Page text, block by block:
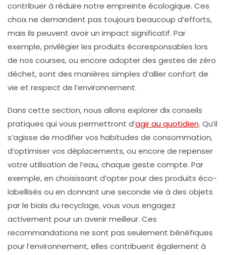
contribuer à réduire notre empreinte écologique. Ces
choix ne demandent pas toujours beaucoup d’efforts,
mais ils peuvent avoir un impact significatif. Par
exemple, privilégier les produits écoresponsables lors
de nos courses, ou encore adopter des gestes de zéro
déchet, sont des manières simples d’allier confort de
vie et respect de l’environnement.
Dans cette section, nous allons explorer dix conseils
pratiques qui vous permettront d’agir au quotidien. Qu’il
s’agisse de modifier vos habitudes de consommation,
d’optimiser vos déplacements, ou encore de repenser
votre utilisation de l’eau, chaque geste compte. Par
exemple, en choisissant d’opter pour des produits éco-
labellisés ou en donnant une seconde vie à des objets
par le biais du recyclage, vous vous engagez
activement pour un avenir meilleur. Ces
recommandations ne sont pas seulement bénéfiques
pour l’environnement, elles contribuent également à